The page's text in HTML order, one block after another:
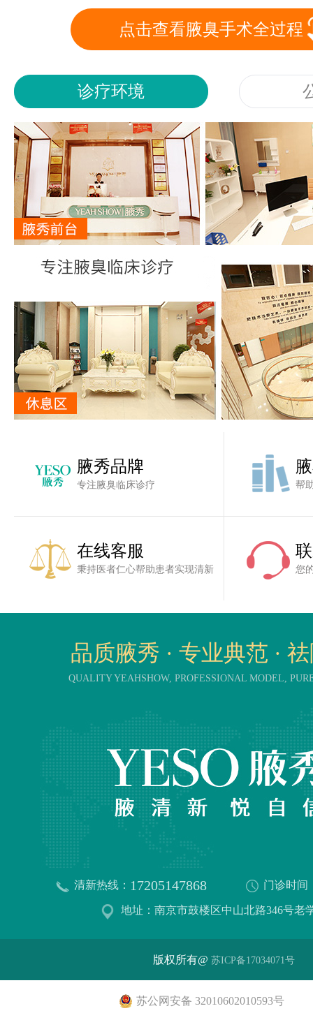
点击查看腋臭手术全过程
诊疗环境
腋秀品牌
专注腋臭临床诊疗 帮
在线客服
秉持医者仁心帮助患者实现清新 您
品质腋秀 · 专业典范 ·
QUALITY YEAHSHOW, PROFESSIONAL MODEL,
清新热线： 17205147868 门诊时间
地址：南京市鼓楼区中山北路346号老
版权所有@ 苏ICP备17034071号
苏公网安备 32010602010593号